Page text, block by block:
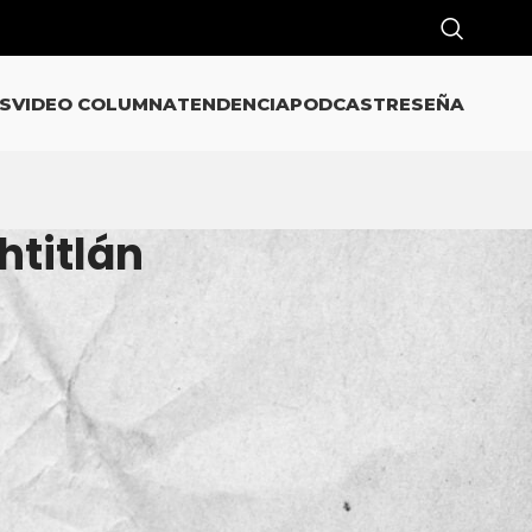
VIDEO COLUMNATENDENCIAPODCASTRESEÑA